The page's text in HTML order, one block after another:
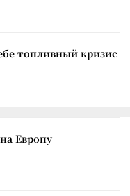
топливный кризис
Европу